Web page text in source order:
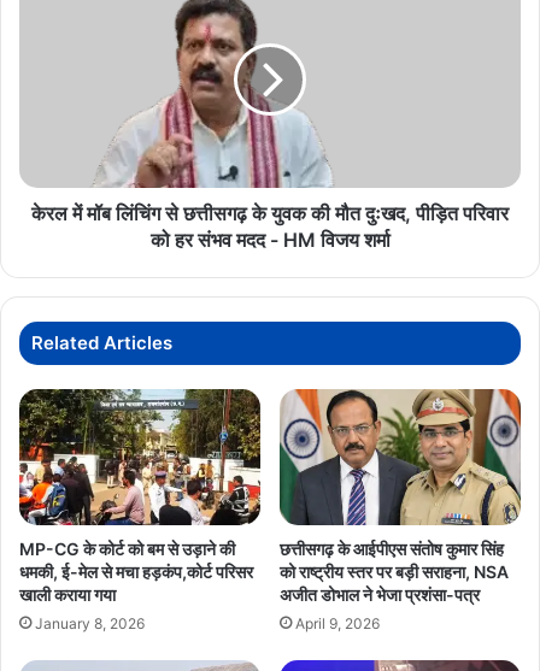
की
मौत
हर
संभव
मदद
-
HM
विजय
शर्मा
केरल में मॉब लिंचिंग से छत्तीसगढ़ के युवक की मौत दुःखद, पीड़ित परिवार
को हर संभव मदद - HM विजय शर्मा
Related Articles
MP-CG के कोर्ट को बम से उड़ाने की
धमकी, ई-मेल से मचा हड़कंप,कोर्ट परिसर
खाली कराया गया
January 8, 2026
छत्तीसगढ़ के आईपीएस संतोष कुमार सिंह
को राष्ट्रीय स्तर पर बड़ी सराहना, NSA
अजीत डोभाल ने भेजा प्रशंसा-पत्र
April 9, 2026